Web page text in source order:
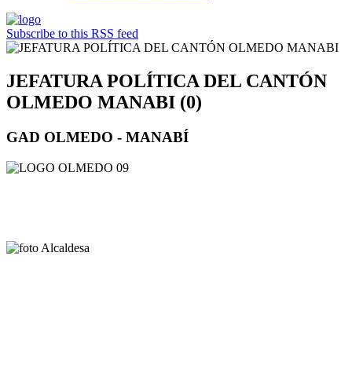
Subscribe to this RSS feed
JEFATURA POLÍTICA DEL CANTÓN
OLMEDO MANABI (0)
GAD OLMEDO - MANABÍ